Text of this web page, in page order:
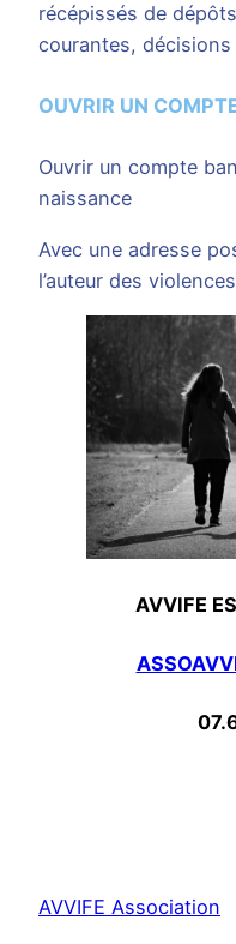
récépissés de
courantes, décisions
OUVRIR UN
Ouvrir un compte
naissance
Avec une adresse
l’auteur des violences
AVVIFE
AVVIFE Association